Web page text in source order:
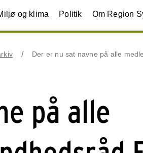
og klima Politik Om Region
Der er nu sat navne på alle
på alle